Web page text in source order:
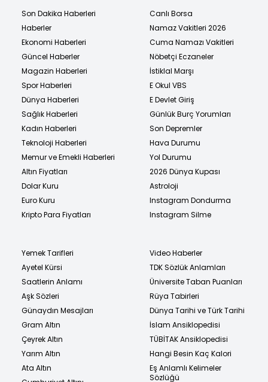
Son Dakika Haberleri
Haberler
Ekonomi Haberleri
Güncel Haberler
Magazin Haberleri
Spor Haberleri
Dünya Haberleri
Sağlık Haberleri
Kadın Haberleri
Teknoloji Haberleri
Memur ve Emekli Haberleri
Altın Fiyatları
Dolar Kuru
Euro Kuru
Kripto Para Fiyatları
Canlı Borsa
Namaz Vakitleri 2026
Cuma Namazı Vakitleri
Nöbetçi Eczaneler
İstiklal Marşı
E Okul VBS
E Devlet Giriş
Günlük Burç Yorumları
Son Depremler
Hava Durumu
Yol Durumu
2026 Dünya Kupası
Astroloji
Instagram Dondurma
Instagram Silme
Yemek Tarifleri
Ayetel Kürsi
Saatlerin Anlamı
Aşk Sözleri
Günaydın Mesajları
Gram Altın
Çeyrek Altın
Yarım Altın
Ata Altın
Video Haberler
TDK Sözlük Anlamları
Üniversite Taban Puanları
Rüya Tabirleri
Dünya Tarihi ve Türk Tarihi
İslam Ansiklopedisi
TÜBİTAK Ansiklopedisi
Hangi Besin Kaç Kalori
Eş Anlamlı Kelimeler
Sözlüğü